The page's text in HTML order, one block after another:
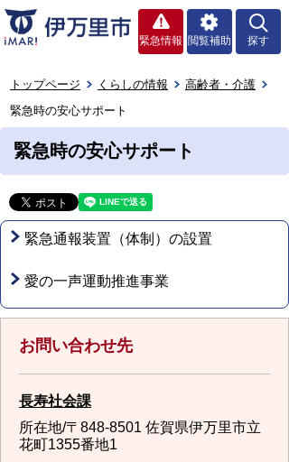
緊急情報 閲覧補助 探す
トップページ くらしの情報
高齢者・介護
緊急時の安心サポート
緊急時の安心サポート
緊急通報装置（体制）の設置
愛の一声運動推進事業
お問い合わせ先
長寿社会課
所在地/〒848-8501 佐賀県伊万里市立
花町1355番地1